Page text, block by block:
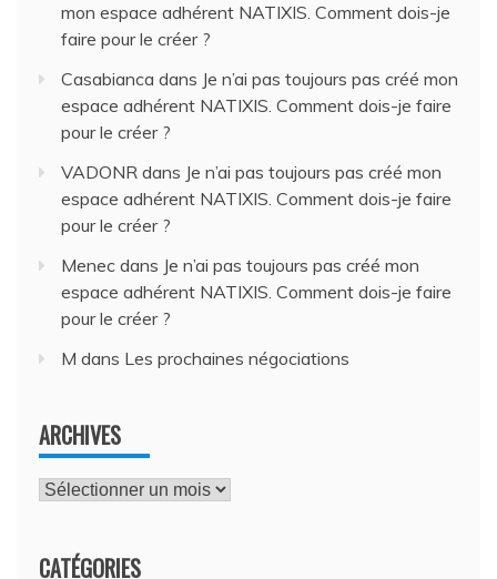
mon espace adhérent NATIXIS. Comment dois-je
faire pour le créer ?
Casabianca dans Je n’ai pas toujours pas créé mon
espace adhérent NATIXIS. Comment dois-je faire
pour le créer ?
VADONR dans Je n’ai pas toujours pas créé mon
espace adhérent NATIXIS. Comment dois-je faire
pour le créer ?
Menec dans Je n’ai pas toujours pas créé mon
espace adhérent NATIXIS. Comment dois-je faire
pour le créer ?
M dans Les prochaines négociations
ARCHIVES
Archives
CATÉGORIES